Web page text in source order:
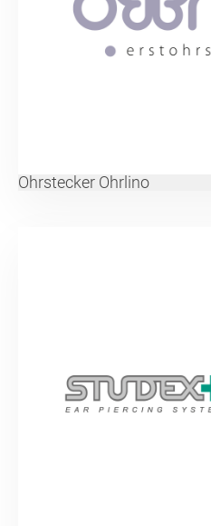
Ohrstecker Ohrlino